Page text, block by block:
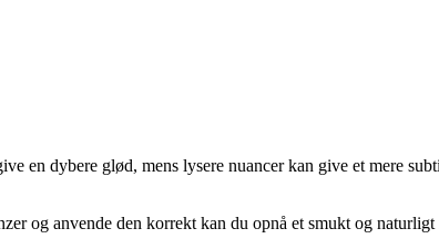
en dybere glød, mens lysere nuancer kan give et mere
og anvende den korrekt kan du opnå et smukt og naturligt